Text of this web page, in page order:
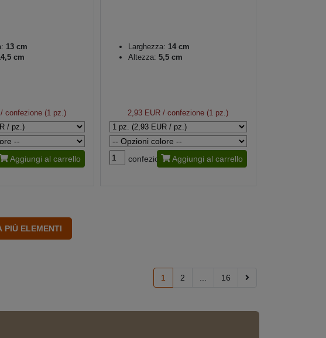
13 cm
cm
/ confezione (1 pz.)
Aggiungi al carrello
Larghezza: 14 cm
Altezza: 5,5 cm
2,93 EUR / confezione (1 pz.)
confezione Aggiungi al carrello
1 2 16